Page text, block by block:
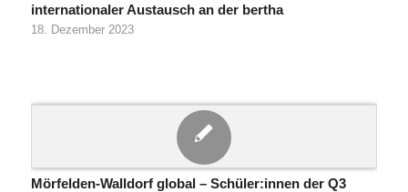
internationaler Austausch an der bertha
18. Dezember 2023
Mörfelden-Walldorf global – Schüler:innen der Q3